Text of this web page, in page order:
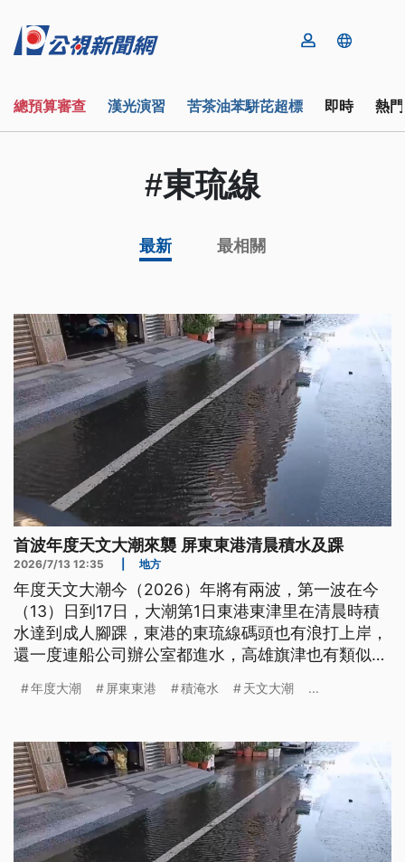
總預算審查 漢光演習 苦茶油苯駢芘超標 即時 熱
#東琉線
最新 最相關
首波年度天文大潮來襲 屏東東港清晨積水及踝
2026/7/13 12:35 地方
年度天文大潮今（2026）年將有兩波，第一波在今
（13）日到17日，大潮第1日東港東津里在清晨時積
水達到成人腳踝，東港的東琉線碼頭也有浪打上岸，
還一度連船公司辦公室都進水，高雄旗津也有類似情
小心防範。
年度大潮 屏東東港 積淹水 天文大潮 ...